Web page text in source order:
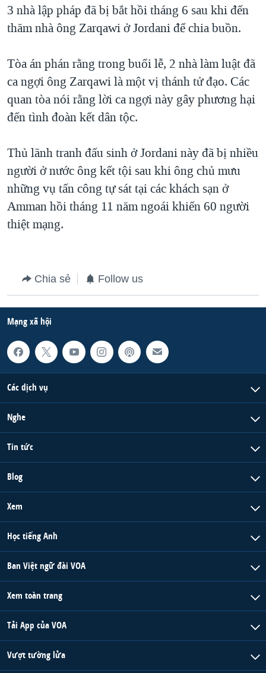
THỂ THAO
GROUND ZERO – XƯA VÀ NAY
CHI PHÍ CHIẾN TRANH AFGHANISTAN
THƯỢNG ĐỈNH TRUMP-KIM TẠI VIỆT NAM
TRỊNH VĨNH BÌNH VS. CHÍNH PHỦ VIỆT NAM
NGƯ DÂN VIỆT VÀ LÀN SÓNG TRỘM HẢI SÂM
QUAN HỆ VIỆT MỸ
3 nhà lập pháp đã bị bắt hồi tháng 6 sau khi đến
thăm nhà ông Zarqawi ở Jordani để chia buồn.
Tòa án phán rằng trong buổi lễ, 2 nhà làm luật đã
ca ngợi ông Zarqawi là một vị thánh tử đạo. Các
quan tòa nói rằng lời ca ngợi này gây phương hại
đến tình đoàn kết dân tộc.
Thủ lãnh tranh đấu sinh ở Jordani này đã bị nhiều
người ở nước ông kết tội sau khi ông chủ mưu
những vụ tấn công tự sát tại các khách sạn ở
Amman hồi tháng 11 năm ngoái khiến 60 người
thiệt mạng.
Chia sẻ Follow us
Mạng xã hội
Các dịch vụ
Nghe
Tin tức
Blog
Xem
Học tiếng Anh
Ban Việt ngữ đài VOA
Xem toàn trang
Tải App của VOA
Vượt tường lửa